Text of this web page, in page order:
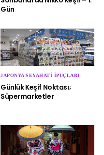
Gün
JAPONYA SEYAHATI İPUÇLARI
Günlük Keşif Noktası;
Süpermarketler